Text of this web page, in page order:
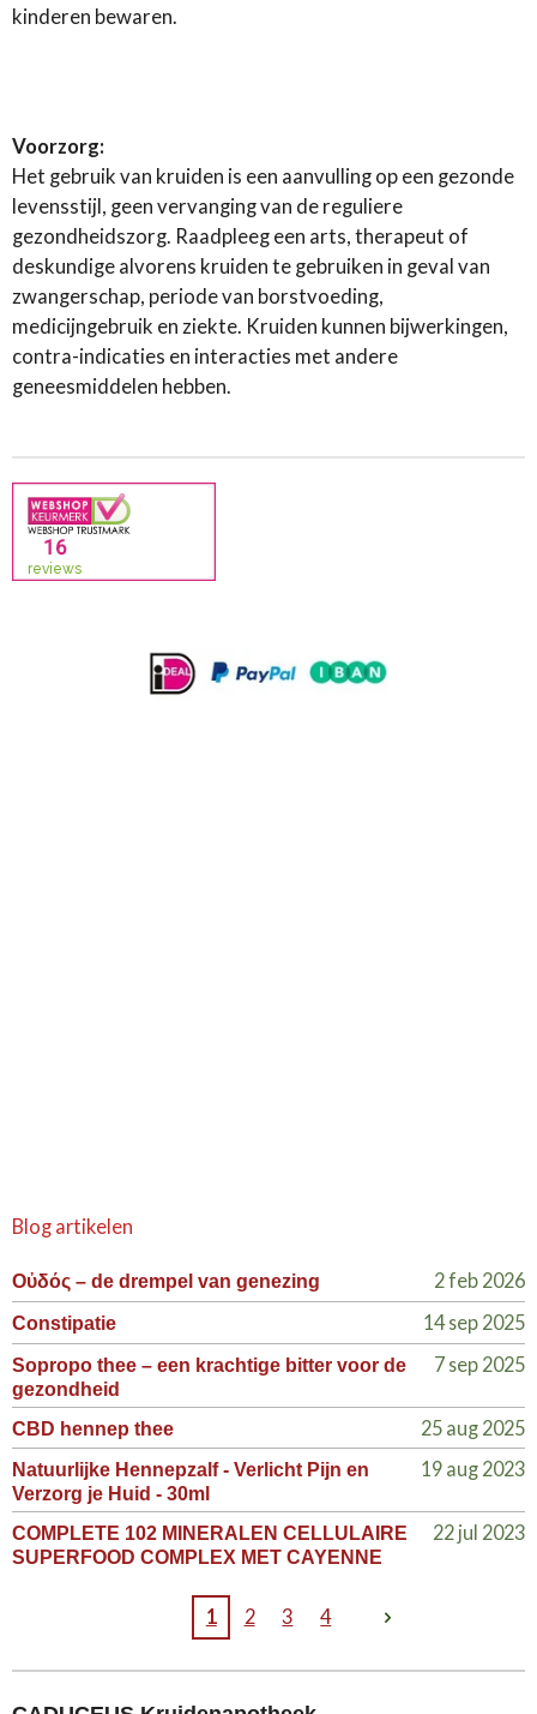
kinderen bewaren.
Voorzorg:
Het gebruik van kruiden is een aanvulling op een gezonde
levensstijl, geen vervanging van de reguliere
gezondheidszorg. Raadpleeg een arts, therapeut of
deskundige alvorens kruiden te gebruiken in geval van
zwangerschap, periode van borstvoeding,
medicijngebruik en ziekte. Kruiden kunnen bijwerkingen,
contra-indicaties en interacties met andere
geneesmiddelen hebben.
Blog artikelen
Οὐδός – de drempel van genezing 2 feb 2026
Constipatie 14 sep 2025
Sopropo thee – een krachtige bitter voor de
gezondheid
7 sep 2025
CBD hennep thee 25 aug 2025
Natuurlijke Hennepzalf - Verlicht Pijn en
Verzorg je Huid - 30ml
19 aug 2023
COMPLETE 102 MINERALEN CELLULAIRE
SUPERFOOD COMPLEX MET CAYENNE
22 jul 2023
1 2 3 4